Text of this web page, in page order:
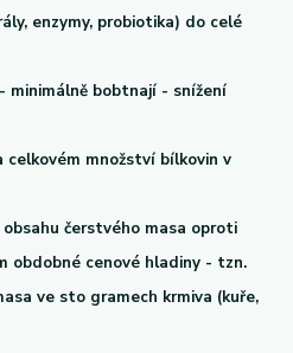
enzymy, probiotika) do celé
bobtnají - snížení
celkovém množství bílkovin v
čerstvého masa oproti
obdobné cenové hladiny - tzn.
ve sto gramech krmiva (kuře,